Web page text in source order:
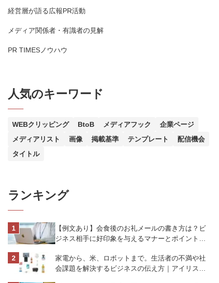
経営層が語る広報PR活動
メディア関係者・有識者の見解
PR TIMESノウハウ
人気のキーワード
WEBクリッピング BtoB メディアフック
企業ページ
メディアリスト
画像 掲載基準 テンプレート
配信機会
タイトル
ランキング
【例文あり】会食後のお礼メールの書き方は？ビ
ジネス相手に好印象を与えるマナーとポイントを
家電から、米、ロボットまで。生活者の不満や社
会課題を解決するビジネスの伝え方｜アイリスオ